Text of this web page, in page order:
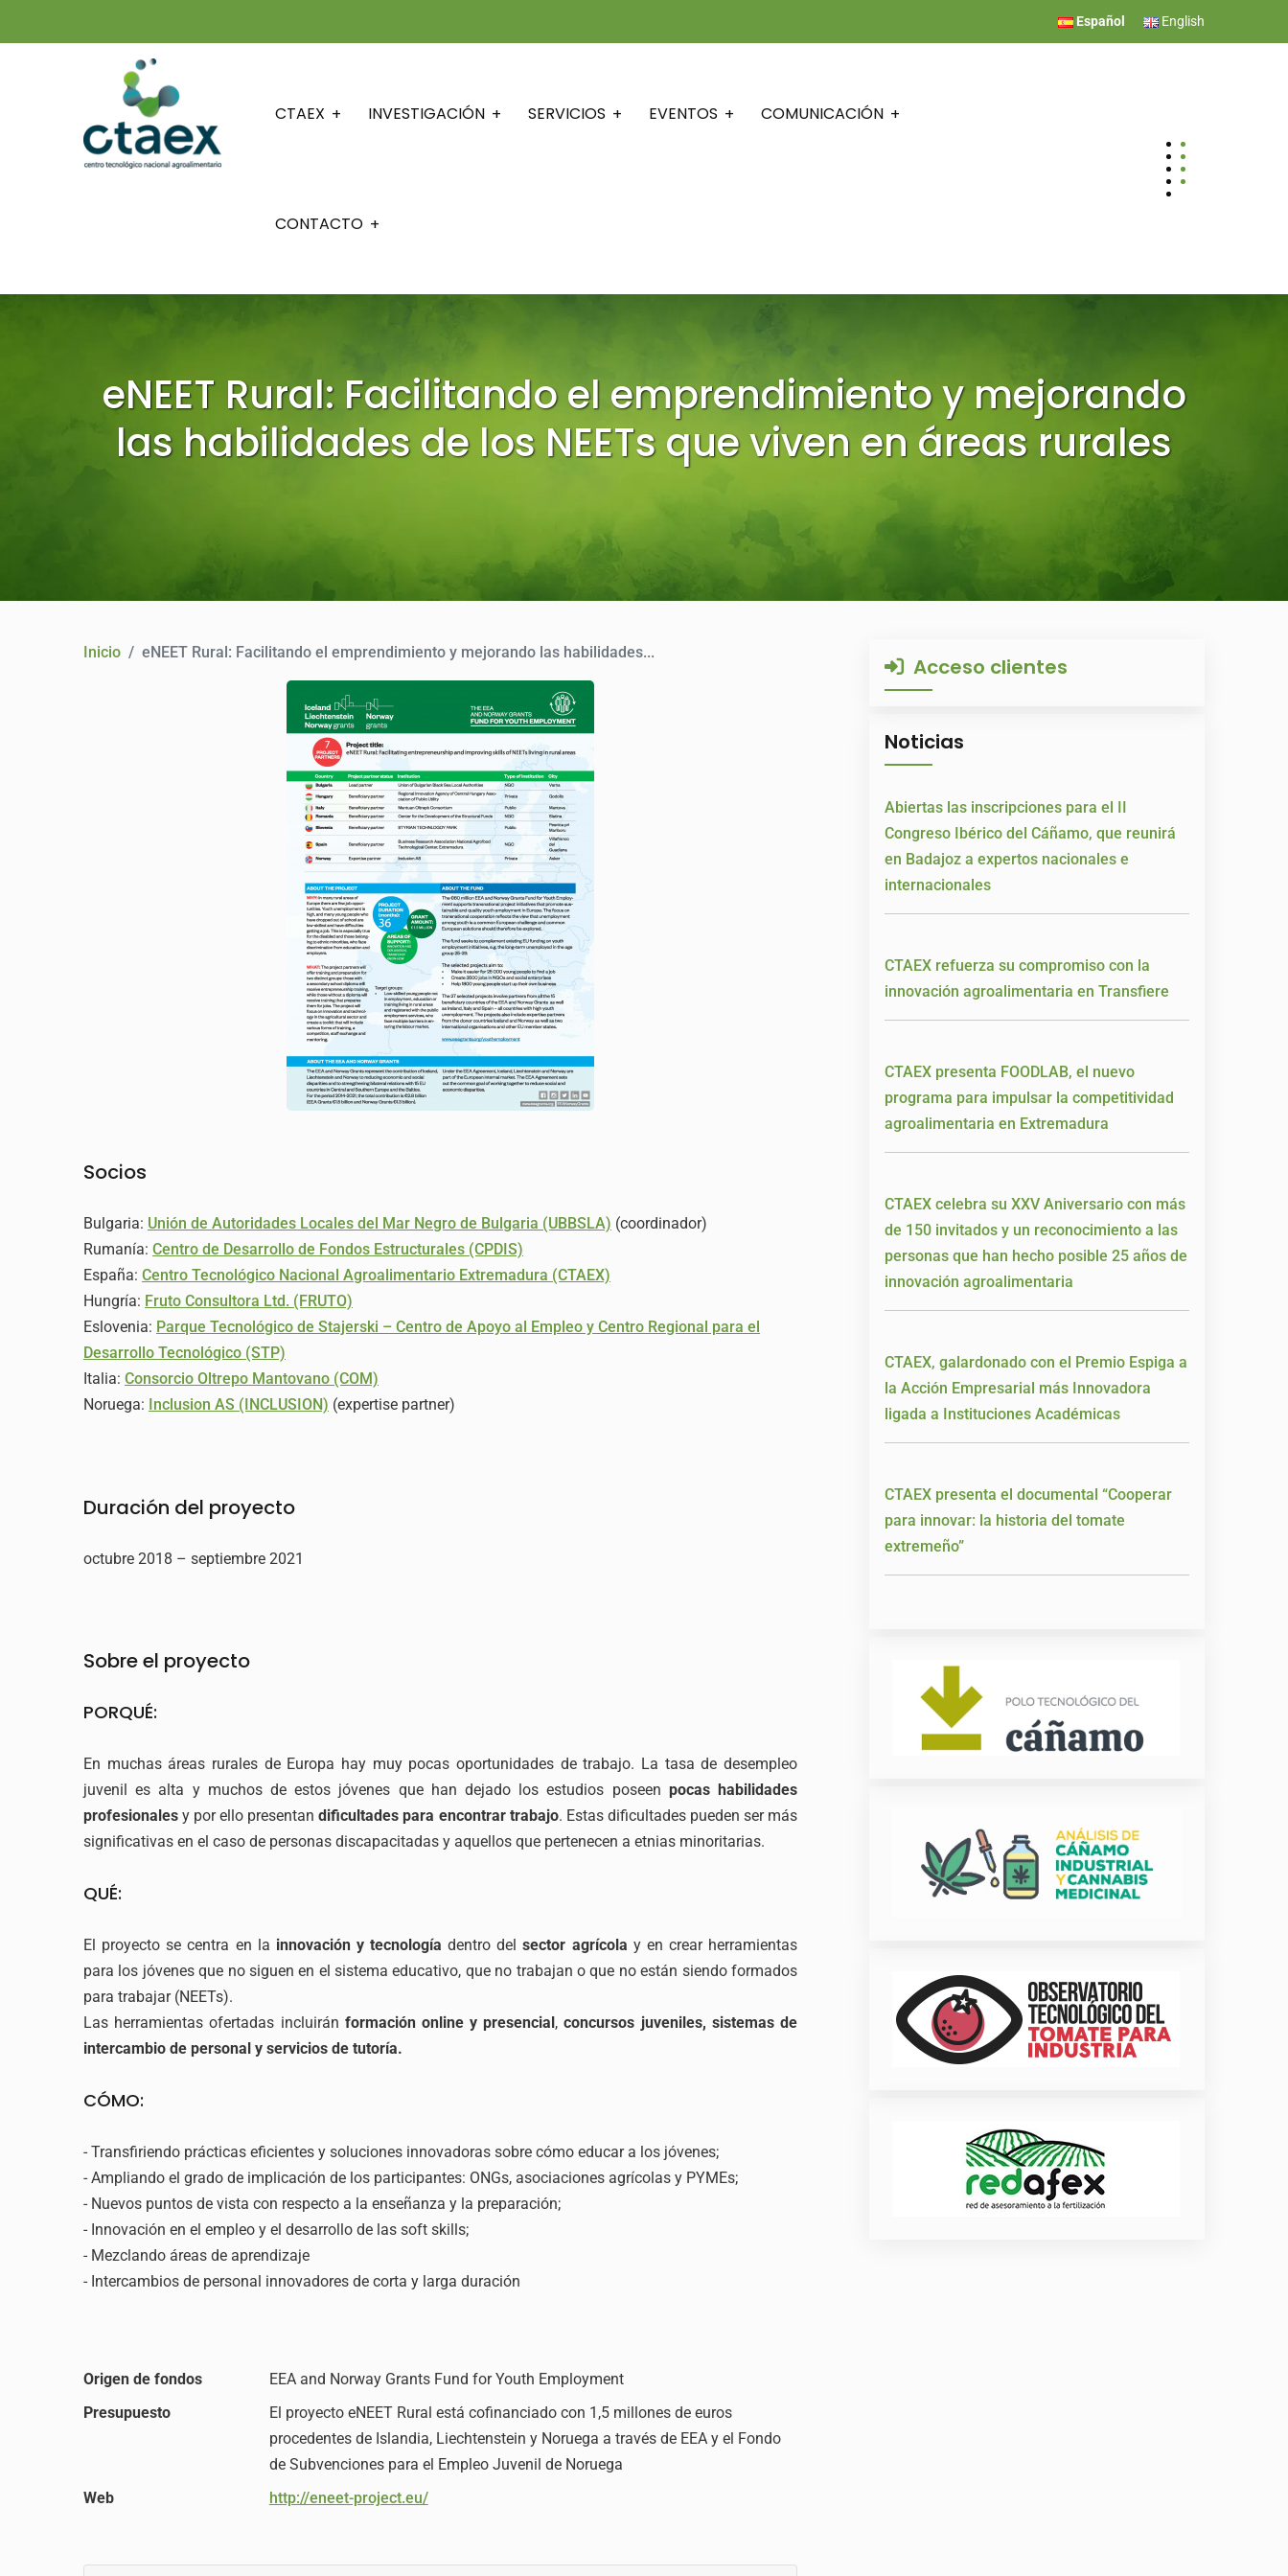
Español English
CTAEX INVESTIGACIÓN SERVICIOS EVENTOS COMUNICACIÓN
CONTACTO
eNEET Rural: Facilitando el emprendimiento y mejorando
las habilidades de los NEETs que viven en áreas rurales
Inicio eNEET Rural: Facilitando el emprendimiento y mejorando las habilidades...
Socios
Bulgaria: Unión de Autoridades Locales del Mar Negro de Bulgaria (UBBSLA) (coordinador)
Rumanía: Centro de Desarrollo de Fondos Estructurales (CPDIS)
España: Centro Tecnológico Nacional Agroalimentario Extremadura (CTAEX)
Hungría: Fruto Consultora Ltd. (FRUTO)
Eslovenia: Parque Tecnológico de Stajerski – Centro de Apoyo al Empleo y Centro Regional para el
Desarrollo Tecnológico (STP)
Italia: Consorcio Oltrepo Mantovano (COM)
Noruega: Inclusion AS (INCLUSION) (expertise partner)
Duración del proyecto
octubre 2018 – septiembre 2021
Sobre el proyecto
PORQUÉ:
En muchas áreas rurales de Europa hay muy pocas oportunidades de trabajo. La tasa de desempleo
juvenil es alta y muchos de estos jóvenes que han dejado los estudios poseen pocas habilidades
profesionales y por ello presentandificultades para encontrar trabajo. Estas dificultades pueden ser más
significativas en el caso de personas discapacitadas y aquellos que pertenecen a etnias minoritarias.
QUÉ:
El proyecto se centra en la innovación y tecnología dentro delsector agrícola y en crear herramientas
para los jóvenes que no siguen en el sistema educativo, que no trabajan o que no están siendo formados
para trabajar (NEETs).
Las herramientas ofertadas incluirán formación online y presencial, concursos juveniles, sistemas de
intercambio de personal y servicios de tutoría.
CÓMO:
- Transfiriendo prácticas eficientes y soluciones innovadoras sobre cómo educar a los jóvenes;
- Ampliando el grado de implicación de los participantes: ONGs, asociaciones agrícolas y PYMEs;
- Nuevos puntos de vista con respecto a la enseñanza y la preparación;
- Innovación en el empleo y el desarrollo de las soft skills;
- Mezclando áreas de aprendizaje
- Intercambios de personal innovadores de corta y larga duración
Origen de fondos
EEA and Norway Grants Fund for Youth Employment
Presupuesto
El proyecto eNEET Rural está cofinanciado con 1,5 millones de euros
procedentes de Islandia, Liechtenstein y Noruega a través de EEA y el Fondo
de Subvenciones para el Empleo Juvenil de Noruega
Web
http://eneet-project.eu/
Acceso clientes
Noticias
Abiertas las inscripciones para el II
Congreso Ibérico del Cáñamo, que reunirá
en Badajoz a expertos nacionales e
internacionales
CTAEX refuerza su compromiso con la
innovación agroalimentaria en Transfiere
CTAEX presenta FOODLAB, el nuevo
programa para impulsar la competitividad
agroalimentaria en Extremadura
CTAEX celebra su XXV Aniversario con más
de 150 invitados y un reconocimiento a las
personas que han hecho posible 25 años de
innovación agroalimentaria
CTAEX, galardonado con el Premio Espiga a
la Acción Empresarial más Innovadora
ligada a Instituciones Académicas
CTAEX presenta el documental “Cooperar
para innovar: la historia del tomate
extremeño”